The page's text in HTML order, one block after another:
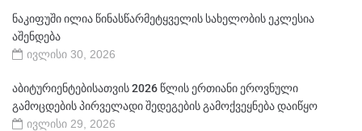
ნაკიფუში ილია წინასწარმეტყველის სახელობის ეკლესია
აშენდება
ივლისი 30, 2026
აბიტურიენტებისათვის 2026 წლის ერთიანი ეროვნული
გამოცდების პირველადი შედეგების გამოქვეყნება დაიწყო
ივლისი 29, 2026